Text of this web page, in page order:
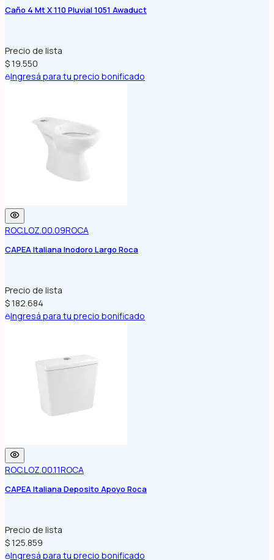
Caño 4 Mt X 110 Pluvial 1051 Awaduct
Precio de lista
$ 19.550
Ingresá para tu precio bonificado
ROC.LOZ.00.09ROCA
CAPEA Italiana Inodoro Largo Roca
Precio de lista
$ 182.684
Ingresá para tu precio bonificado
ROC.LOZ.00.11ROCA
CAPEA Italiana Deposito Apoyo Roca
Precio de lista
$ 125.859
Ingresá para tu precio bonificado